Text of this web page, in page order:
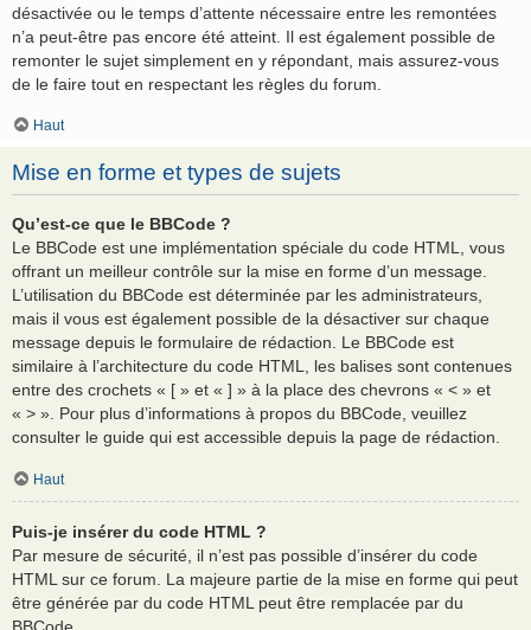
désactivée ou le temps d’attente nécessaire entre les remontées
n’a peut-être pas encore été atteint. Il est également possible de
remonter le sujet simplement en y répondant, mais assurez-vous
de le faire tout en respectant les règles du forum.
Haut
Mise en forme et types de sujets
Qu’est-ce que le BBCode ?
Le BBCode est une implémentation spéciale du code HTML, vous
offrant un meilleur contrôle sur la mise en forme d’un message.
L’utilisation du BBCode est déterminée par les administrateurs,
mais il vous est également possible de la désactiver sur chaque
message depuis le formulaire de rédaction. Le BBCode est
similaire à l’architecture du code HTML, les balises sont contenues
entre des crochets « [ » et « ] » à la place des chevrons « < » et
« > ». Pour plus d’informations à propos du BBCode, veuillez
consulter le guide qui est accessible depuis la page de rédaction.
Haut
Puis-je insérer du code HTML ?
Par mesure de sécurité, il n’est pas possible d’insérer du code
HTML sur ce forum. La majeure partie de la mise en forme qui peut
être générée par du code HTML peut être remplacée par du